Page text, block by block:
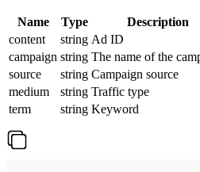
Name Type
Description
content
string Ad ID
campaign string The name of the
source
string Campaign source
medium
string Traffic type
term
string Keyword